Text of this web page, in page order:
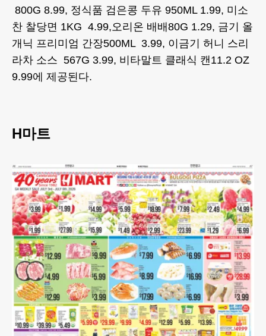
800G 8.99, 정식품 검은콩 두유 950ML 1.99, 미소
찬 찰당면 1KG 4.99,오리온 배배80G 1.29, 금기 올
개닉 프리미엄 간장500ML 3.99, 이금기 허니 스리
라차 소스 567G 3.99, 비타말트 클래식 캔11.2 OZ
9.99에 제공된다.
H마트